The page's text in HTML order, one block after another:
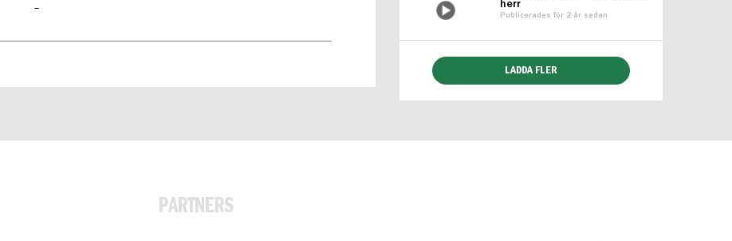
–
herr
Publicerades för 2 år sedan
LADDA FLER
PARTNERS